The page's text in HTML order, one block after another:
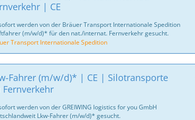
| CE
werden von der Bräuer Transport Internationale Spedition
(m/w/d)* für den nat./internat. Fernverkehr gesucht.
Transport Internationale Spedition
Fahrer (m/w/d)* | CE | Silotransporte
Fernverkehr
werden von der GREIWING logistics for you GmbH
Lkw-Fahrer (m/w/d)* gesucht.